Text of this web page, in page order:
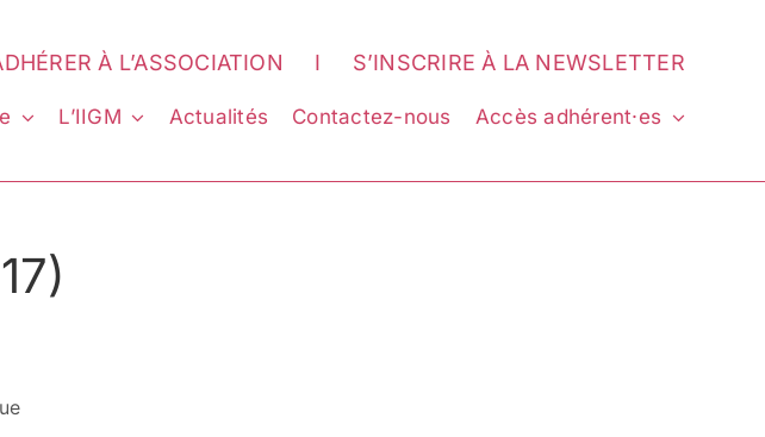
À L’ASSOCIATION I S’INSCRIRE À LA NEWSLETTER
L’IIGM Actualités Contactez-nous Accès adhérent·es